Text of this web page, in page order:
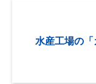
水産工場の